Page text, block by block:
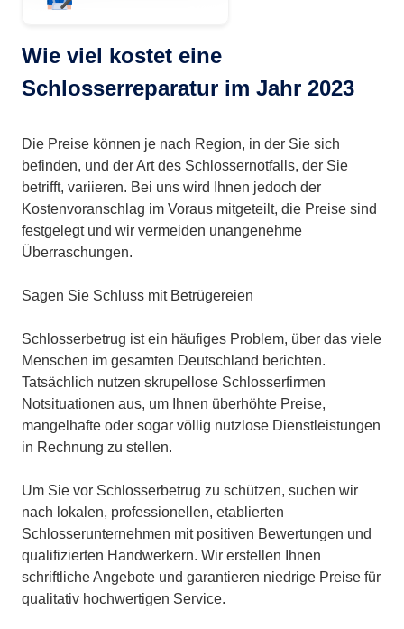
Wie viel kostet eine
Schlosserreparatur im Jahr 2023
Die Preise können je nach Region, in der Sie sich
befinden, und der Art des Schlossernotfalls, der Sie
betrifft, variieren. Bei uns wird Ihnen jedoch der
Kostenvoranschlag im Voraus mitgeteilt, die Preise sind
festgelegt und wir vermeiden unangenehme
Überraschungen.
Sagen Sie Schluss mit Betrügereien
Schlosserbetrug ist ein häufiges Problem, über das viele
Menschen im gesamten Deutschland berichten.
Tatsächlich nutzen skrupellose Schlosserfirmen
Notsituationen aus, um Ihnen überhöhte Preise,
mangelhafte oder sogar völlig nutzlose Dienstleistungen
in Rechnung zu stellen.
Um Sie vor Schlosserbetrug zu schützen, suchen wir
nach lokalen, professionellen, etablierten
Schlosserunternehmen mit positiven Bewertungen und
qualifizierten Handwerkern. Wir erstellen Ihnen
schriftliche Angebote und garantieren niedrige Preise für
qualitativ hochwertigen Service.